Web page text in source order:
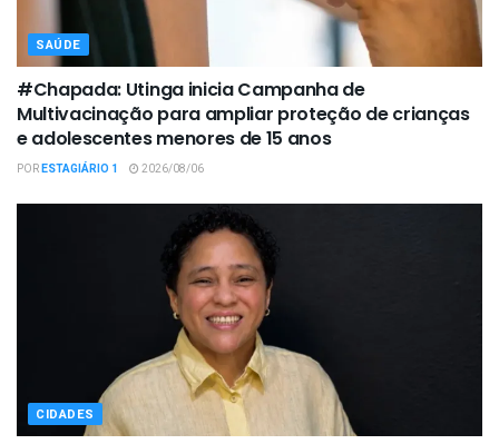
SAÚDE
#Chapada: Utinga inicia Campanha de
Multivacinação para ampliar proteção de crianças
e adolescentes menores de 15 anos
PORESTAGIÁRIO 1 2026/08/06
CIDADES